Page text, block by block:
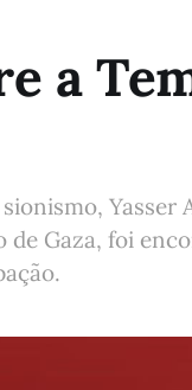
a
Yasser
Gaza, foi